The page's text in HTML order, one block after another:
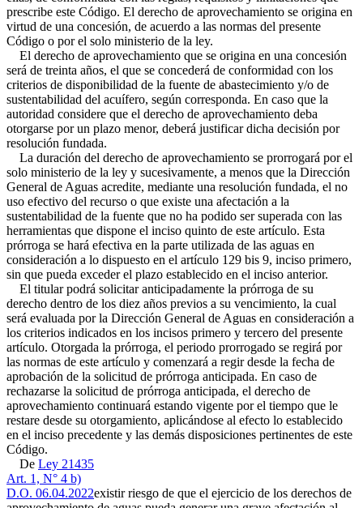
prescribe este Código. El derecho de aprovechamiento se origina en
virtud de una concesión, de acuerdo a las normas del presente
Código o por el solo ministerio de la ley.
El derecho de aprovechamiento que se origina en una concesión
será de treinta años, el que se concederá de conformidad con los
criterios de disponibilidad de la fuente de abastecimiento y/o de
sustentabilidad del acuífero, según corresponda. En caso que la
autoridad considere que el derecho de aprovechamiento deba
otorgarse por un plazo menor, deberá justificar dicha decisión por
resolución fundada.
La duración del derecho de aprovechamiento se prorrogará por el
solo ministerio de la ley y sucesivamente, a menos que la Dirección
General de Aguas acredite, mediante una resolución fundada, el no
uso efectivo del recurso o que existe una afectación a la
sustentabilidad de la fuente que no ha podido ser superada con las
herramientas que dispone el inciso quinto de este artículo. Esta
prórroga se hará efectiva en la parte utilizada de las aguas en
consideración a lo dispuesto en el artículo 129 bis 9, inciso primero,
sin que pueda exceder el plazo establecido en el inciso anterior.
El titular podrá solicitar anticipadamente la prórroga de su
derecho dentro de los diez años previos a su vencimiento, la cual
será evaluada por la Dirección General de Aguas en consideración a
los criterios indicados en los incisos primero y tercero del presente
artículo. Otorgada la prórroga, el periodo prorrogado se regirá por
las normas de este artículo y comenzará a regir desde la fecha de
aprobación de la solicitud de prórroga anticipada. En caso de
rechazarse la solicitud de prórroga anticipada, el derecho de
aprovechamiento continuará estando vigente por el tiempo que le
restare desde su otorgamiento, aplicándose al efecto lo establecido
en el inciso precedente y las demás disposiciones pertinentes de este
Código.
De Ley 21435
Art. 1, N° 4 b)
D.O. 06.04.2022existir riesgo de que el ejercicio de los derechos de